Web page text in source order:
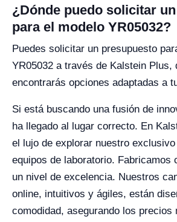
¿Dónde puedo solicitar
para el modelo YR05032?
Puedes solicitar un presupuesto
YR05032 a través de Kalstein Plus,
encontrarás opciones adaptadas a
Si está buscando una fusión de
ha llegado al lugar correcto. En
el lujo de explorar nuestro
equipos de laboratorio. Fabricamos
un nivel de excelencia. Nuestros
online, intuitivos y ágiles, están
comodidad, asegurando los precios